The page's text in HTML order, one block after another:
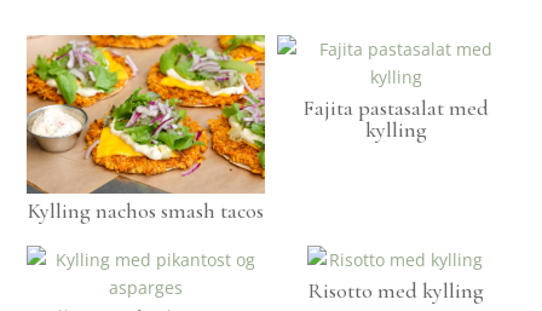
Kylling nachos smash tacos
Fajita pastasalat med
kylling
Risotto med kylling